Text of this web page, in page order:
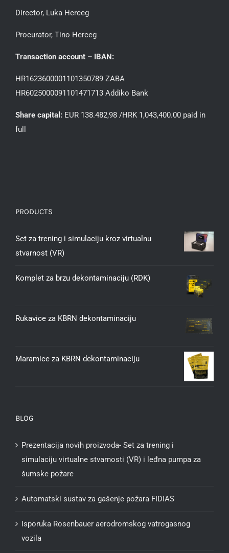
Director, Luka Herceg
Procurator, Tino Herceg
Transaction account – IBAN:
HR1623600001101350789 ZABA
HR6025000091101471713 Addiko Bank
Share capital: EUR 138.482,98 /HRK 1,043,400.00 paid in
full
PRODUCTS
Set za trening i simulaciju kroz virtualnu
stvarnost (VR)
Komplet za brzu dekontaminaciju (RDK)
Rukavice za KBRN dekontaminaciju
Maramice za KBRN dekontaminaciju
BLOG
Prezentacija novih proizvoda- Set za trening i
simulaciju virtualne stvarnosti (VR) i leđna pumpa za
šumske požare
Automatski sustav za gašenje požara FIDIAS
Isporuka Rosenbauer aerodromskog vatrogasnog
vozila